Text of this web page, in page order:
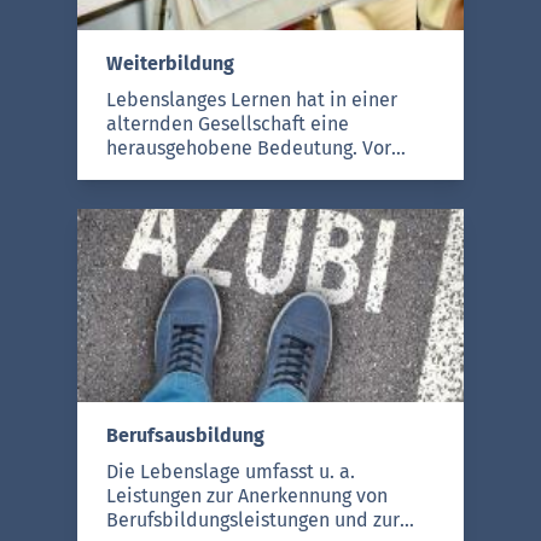
für Schule und Bildung.
Weiterbildung
Lebenslanges Lernen hat in einer
alternden Gesellschaft eine
herausgehobene Bedeutung. Vor
Weiterbildungsangebote, sondern
fördert individuell auch die
Bereitschaft von Arbeitnehmern sich
weiterzubilden, u. a. durch Darlehen
und Gutscheine.
Berufsausbildung
Die Lebenslage umfasst u. a.
Leistungen zur Anerkennung von
Berufsbildungsleistungen und zur